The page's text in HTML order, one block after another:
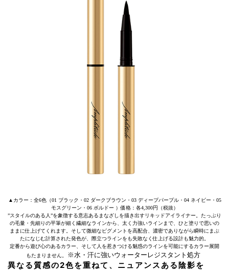
▲カラー：全6色（01 ブラック・02 ダークブラウン・03 ディープパープル・04 ネイビー・05
モスグリーン・06 ボルドー ）価格：各4,300円（税抜）
”スタイルのある人”を象徴する意志あるまなざしを描き出すリキッドアイライナー。たっぷり
の毛量・先細りの平筆が細く繊細なラインから、太く力強いラインまで、ひと塗りで思いの
ままに仕上げてくれます。そして微細なピグメントを高配合、濃密でありながら瞬時にまぶ
たになじむ計算された発色が、際立つラインをも失敗なく仕上げる設計も魅力的。
定番から遊び心のあるカラー、そして人を惹きつける魅惑のラインを可能にするカラー展開
もたまりません。
※水・汗に強いウォーターレジスタント処方
異なる質感の2色を重ねて、ニュアンスある陰影を